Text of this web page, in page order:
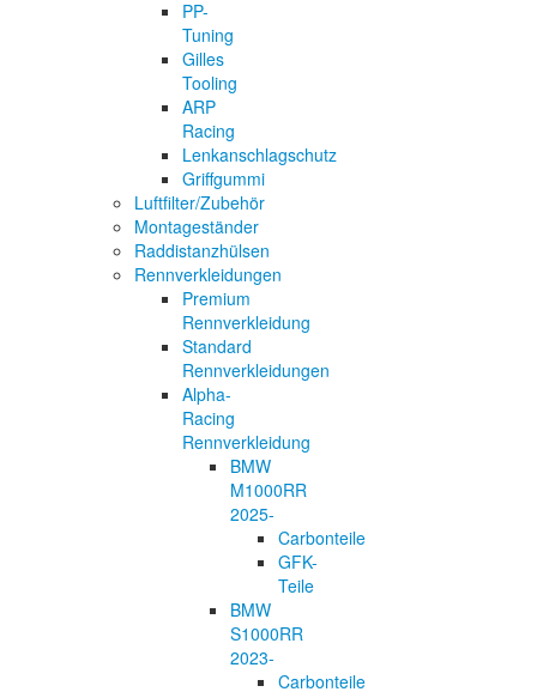
PP-
Tuning
Gilles
Tooling
ARP
Racing
Lenkanschlagschutz
Griffgummi
Luftfilter/Zubehör
Montageständer
Raddistanzhülsen
Rennverkleidungen
Premium
Rennverkleidung
Standard
Rennverkleidungen
Alpha-
Racing
Rennverkleidung
BMW
M1000RR
2025-
Carbonteile
GFK-
Teile
BMW
S1000RR
2023-
Carbonteile